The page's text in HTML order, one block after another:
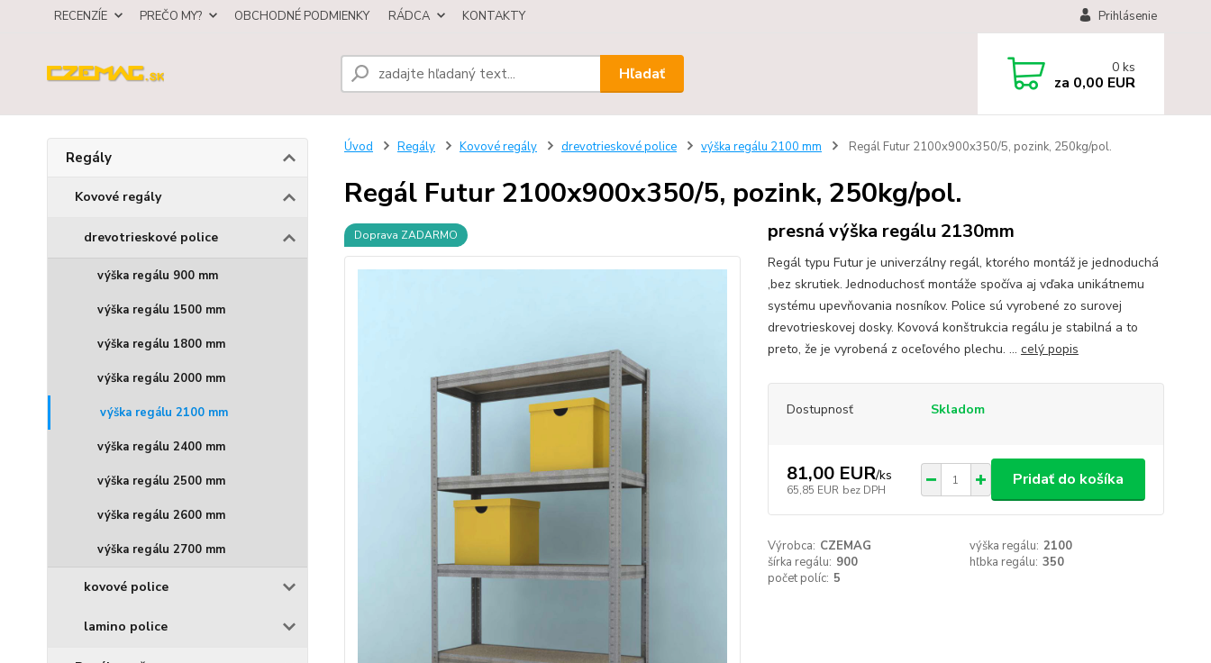
RECENZÍE PREČO MY? OBCHODNÉ PODMIENKY RÁDCA KONTAKTY Prihlásenie
Hľadať 0 ks
za 0,00 EUR
Regály
Kovové regály
drevotrieskové police
výška regálu 900 mm
výška regálu 1500 mm
výška regálu 1800 mm
výška regálu 2000 mm
výška regálu 2100 mm
výška regálu 2400 mm
výška regálu 2500 mm
výška regálu 2600 mm
výška regálu 2700 mm
kovové police
lamino police
Úvod Regály Kovové regály drevotrieskové police výška regálu 2100 mm Regál Futur 2100x900x350/5, pozink, 250kg/pol.
Regál Futur 2100x900x350/5, pozink, 250kg/pol.
Doprava ZADARMO presná výška regálu 2130mm
Regál typu Futur je univerzálny regál, ktorého montáž je jednoduchá
,bez skrutiek. Jednoduchosť montáže spočíva aj vďaka unikátnemu
systému upevňovania nosníkov. Police sú vyrobené zo surovej
drevotrieskovej dosky. Kovová konštrukcia regálu je stabilná a to
preto, že je vyrobená z oceľového plechu. ... celý popis
Dostupnosť Skladom
81,00 EUR/ks
65,85 EUR bez DPH
Pridať do košíka
Výrobca: CZEMAG výška regálu: 2100
šírka regálu: 900 hľbka regálu: 350
počet políc: 5